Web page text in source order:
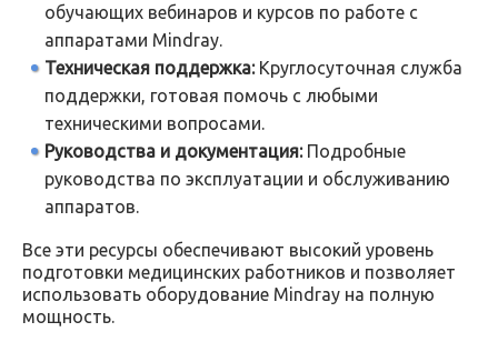
обучающих вебинаров и курсов по работе с
аппаратами Mindray.
Техническая поддержка:Круглосуточная служба
поддержки, готовая помочь с любыми
техническими вопросами.
Руководства и документация:Подробные
руководства по эксплуатации и обслуживанию
аппаратов.
Все эти ресурсы обеспечивают высокий уровень
подготовки медицинских работников и позволяет
использовать оборудование Mindray на полную
мощность.